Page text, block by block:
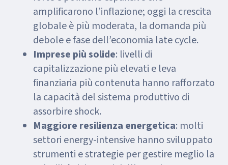
amplificarono l’inflazione; oggi la crescita
globale è più moderata, la domanda più
debole e fase dell’economia late cycle.
Imprese più solide: livelli di
capitalizzazione più elevati e leva
finanziaria più contenuta hanno rafforzato
la capacità del sistema produttivo di
assorbire shock.
Maggiore resilienza energetica: molti
settori energy-intensive hanno sviluppato
strumenti e strategie per gestire meglio la